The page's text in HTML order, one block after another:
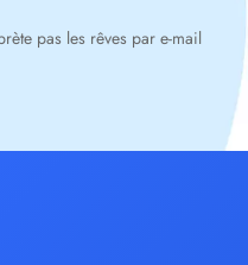
pas les rêves par e-mail